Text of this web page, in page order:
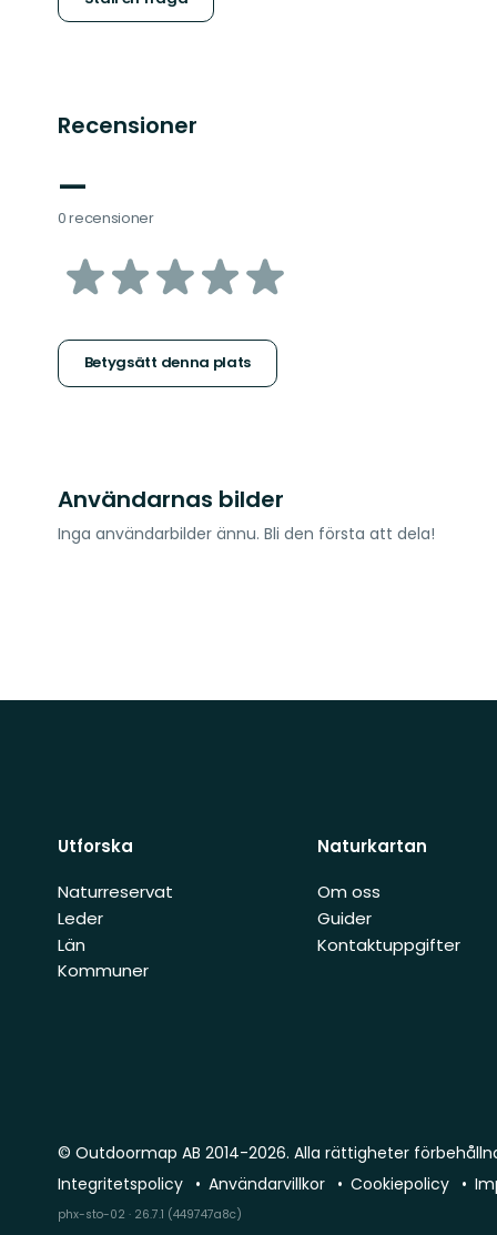
Recensioner
—
0 recensioner
av
stjärnor
Betygsätt denna plats
Användarnas bilder
Inga användarbilder ännu. Bli den första att dela!
Utforska
Naturreservat
Leder
Län
Kommuner
Naturkartan
Om oss
Guider
Kontaktuppgifter
© Outdoormap AB 2014-2026. Alla rättigheter
Integritetspolicy
Användarvillkor Cookiepolicy
phx-sto-02 · 26.7.1 (449747a8c)